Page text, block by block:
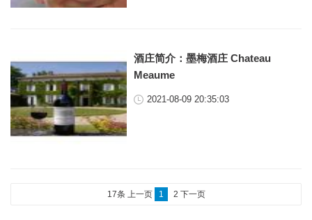
酒庄简介：墨梅酒庄 Chateau
Meaume
2021-08-09 20:35:03
17条 上一页 1 2 下一页